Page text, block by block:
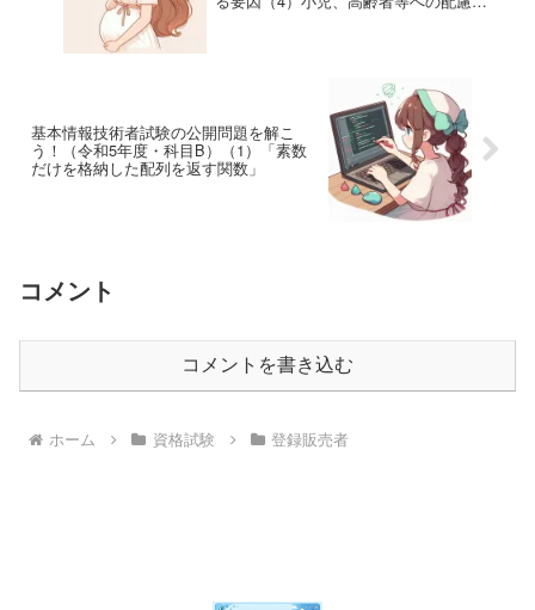
基本情報技術者試験の公開問題を解こ
う！（令和5年度・科目B）（1）「素数
だけを格納した配列を返す関数」
コメント
コメントを書き込む
ホーム 資格試験 登録販売者